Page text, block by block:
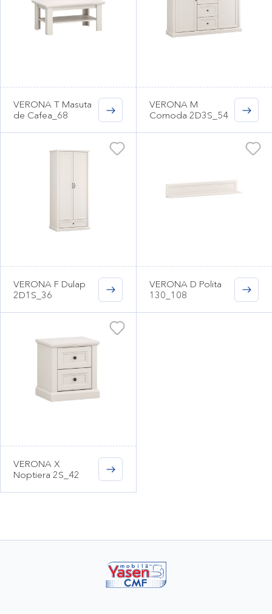
VERONA T Masuta
de Cafea_68
VERONA M
Comoda 2D3S_54
VERONA F Dulap
2D1S_36
VERONA D Polita
130_108
VERONA X
Noptiera 2S_42